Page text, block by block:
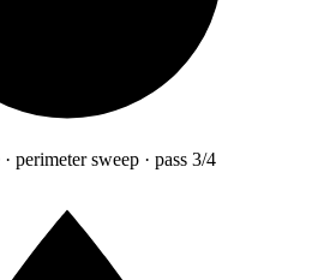
perimeter sweep · pass 3/4